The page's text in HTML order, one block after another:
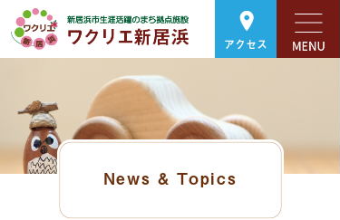
アクセス
News & Topics